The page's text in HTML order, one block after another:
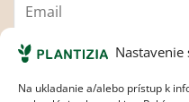
Na ukladanie a/alebo prístup k
Súhlasím s pravidlami